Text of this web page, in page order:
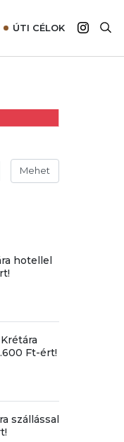
ÚTI CÉLOK
Afrika
Mehet
hotellel
Ft-ért!
szállással